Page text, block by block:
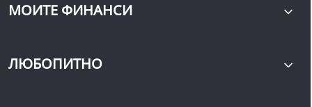
МОИТЕ ФИНАНСИ
ЛЮБОПИТНО